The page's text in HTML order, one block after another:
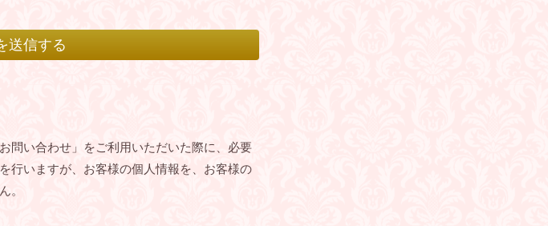
問い合わせ」をご利用いただいた際に、必要
行いますが、お客様の個人情報を、お客様の
。